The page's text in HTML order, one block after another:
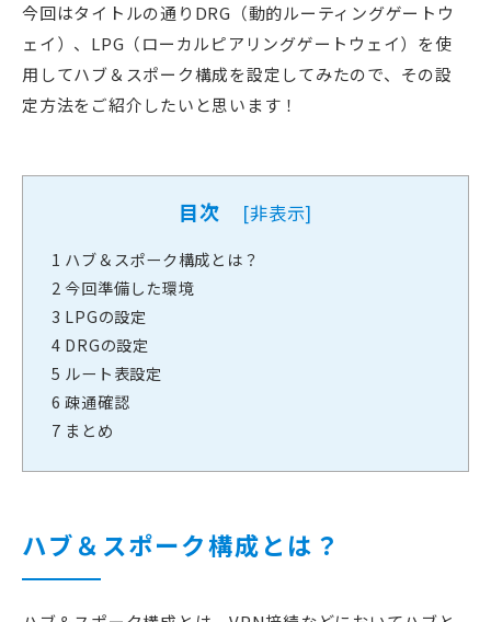
今回はタイトルの通りDRG（動的ルーティングゲートウ
ェイ）、LPG（ローカルピアリングゲートウェイ）を使
用してハブ＆スポーク構成を設定してみたので、その設
定方法をご紹介したいと思います！
目次 [非表示]
1 ハブ＆スポーク構成とは？
2今回準備した環境
3 LPGの設定
4 DRGの設定
5 ルート表設定
6 疎通確認
7 まとめ
ハブ＆スポーク構成とは？